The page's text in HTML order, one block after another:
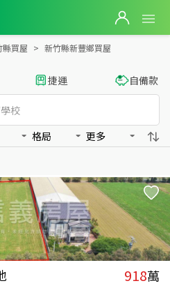
房：土地房屋物件出售、房價分析
縣買屋 新竹縣新豐鄉買屋
捷運 自備款
格局 更多
918萬